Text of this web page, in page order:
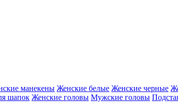
манекены Женские белые Женские черные
шапок Женские головы Мужские головы